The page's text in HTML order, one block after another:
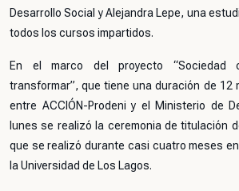
Desarrollo Social y Alejandra Lepe, una
todos los cursos impartidos.
En el marco del proyecto “Sociedad
transformar”, que tiene una duración de 12
entre ACCIÓN-Prodeni y el Ministerio de
lunes se realizó la ceremonia de titulación
que se realizó durante casi cuatro meses
la Universidad de Los Lagos.